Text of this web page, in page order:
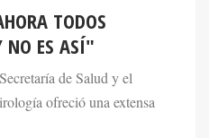
TODOS
NO ES ASÍ"
de Salud y el
ofreció una extensa